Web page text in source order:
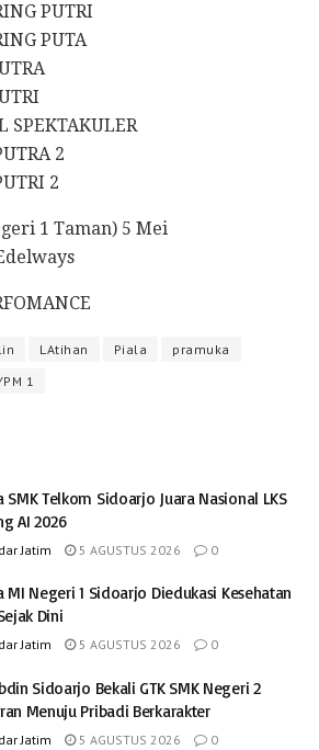
PUTRI
PUTA
SPEKTAKULER
2
2
1 Taman) 5 Mei
LAtihan Piala
pramuka
1
SMK Telkom Sidoarjo Juara Nasional LKS
AI 2026
Jatim 5 AGUSTUS 2026 0
MI Negeri 1 Sidoarjo Diedukasi Kesehatan
Dini
Jatim 5 AGUSTUS 2026 0
Sidoarjo Bekali GTK SMK Negeri 2
Menuju Pribadi Berkarakter
Jatim 5 AGUSTUS 2026 0